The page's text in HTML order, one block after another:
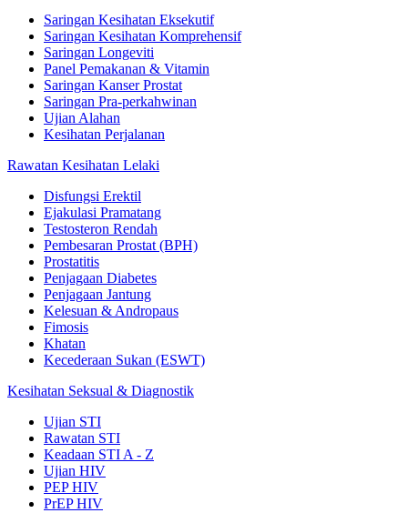
Saringan Kesihatan Eksekutif
Saringan Kesihatan Komprehensif
Saringan Longeviti
Panel Pemakanan & Vitamin
Saringan Kanser Prostat
Saringan Pra-perkahwinan
Ujian Alahan
Kesihatan Perjalanan
Rawatan Kesihatan Lelaki
Disfungsi Erektil
Ejakulasi Pramatang
Testosteron Rendah
Pembesaran Prostat (BPH)
Prostatitis
Penjagaan Diabetes
Penjagaan Jantung
Kelesuan & Andropaus
Fimosis
Khatan
Kecederaan Sukan (ESWT)
Kesihatan Seksual & Diagnostik
Ujian STI
Rawatan STI
Keadaan STI A - Z
Ujian HIV
PEP HIV
PrEP HIV